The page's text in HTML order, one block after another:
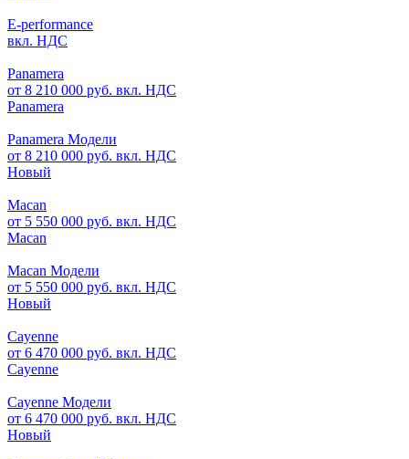
E-performance
вкл. НДС
Panamera
от 8 210 000 руб. вкл. НДС
Panamera
Panamera Модели
от 8 210 000 руб. вкл. НДС
Новый
Macan
от 5 550 000 руб. вкл. НДС
Macan
Macan Модели
от 5 550 000 руб. вкл. НДС
Новый
Cayenne
от 6 470 000 руб. вкл. НДС
Cayenne
Cayenne Модели
от 6 470 000 руб. вкл. НДС
Новый